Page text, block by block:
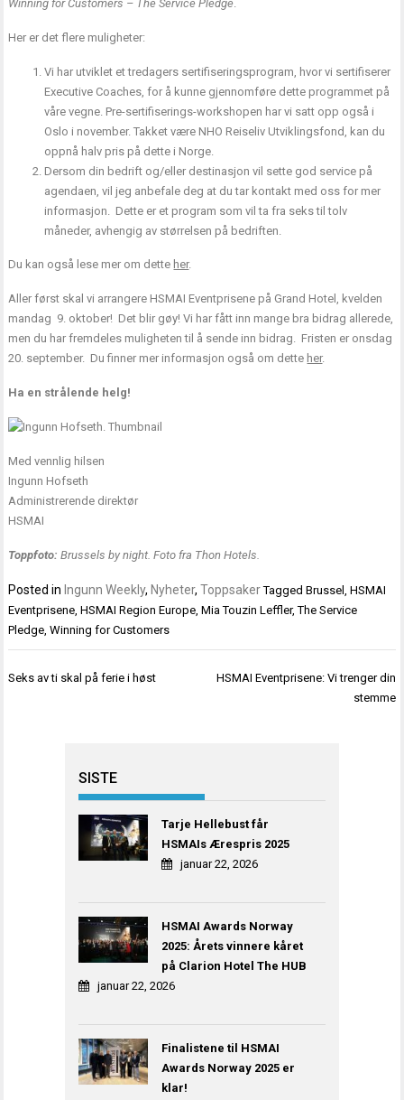
Winning for Customers – The Service Pledge.
Her er det flere muligheter:
Vi har utviklet et tredagers sertifiseringsprogram, hvor vi sertifiserer
Executive Coaches, for å kunne gjennomføre dette programmet på
våre vegne. Pre-sertifiserings-workshopen har vi satt opp også i
Oslo i november. Takket være NHO Reiseliv Utviklingsfond, kan du
oppnå halv pris på dette i Norge.
Dersom din bedrift og/eller destinasjon vil sette god service på
agendaen, vil jeg anbefale deg at du tar kontakt med oss for mer
informasjon. Dette er et program som vil ta fra seks til tolv
måneder, avhengig av størrelsen på bedriften.
Du kan også lese mer om dette her.
Aller først skal vi arrangere HSMAI Eventprisene på Grand Hotel, kvelden
mandag 9. oktober! Det blir gøy! Vi har fått inn mange bra bidrag allerede,
men du har fremdeles muligheten til å sende inn bidrag. Fristen er onsdag
20. september. Du finner mer informasjon også om dette her.
Ha en strålende helg!
Med vennlig hilsen
Ingunn Hofseth
Administrerende direktør
HSMAI
Toppfoto: Brussels by night. Foto fra Thon Hotels.
Posted in Ingunn Weekly, Nyheter,Toppsaker TaggedBrussel,HSMAI
Eventprisene,HSMAI Region Europe,Mia Touzin Leffler,The Service
Pledge,Winning for Customers
Innleggsnavigasjon
Seks av ti skal på ferie i høst
HSMAI Eventprisene: Vi trenger din
stemme
SISTE
Tarje Hellebust får
HSMAIs Ærespris 2025
januar 22, 2026
HSMAI Awards Norway
2025: Årets vinnere kåret
på Clarion Hotel The HUB
januar 22, 2026
Finalistene til HSMAI
Awards Norway 2025 er
klar!